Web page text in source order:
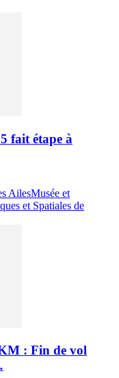
fait étape à
AilesMusée et
et Spatiales de
: Fin de vol